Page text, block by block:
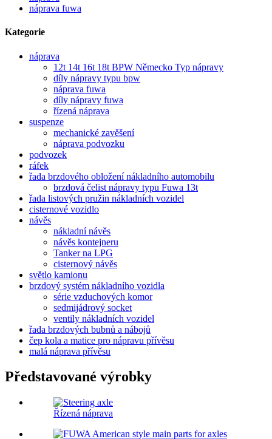
náprava fuwa
Kategorie
náprava
12t 14t 16t 18t BPW Německo Typ nápravy
díly nápravy typu bpw
náprava fuwa
díly nápravy fuwa
řízená náprava
suspenze
mechanické zavěšení
náprava podvozku
podvozek
ráfek
řada brzdového obložení nákladního automobilu
brzdová čelist nápravy typu Fuwa 13t
řada listových pružin nákladních vozidel
cisternové vozidlo
návěs
nákladní návěs
návěs kontejneru
Tanker na LPG
cisternový návěs
světlo kamionu
brzdový systém nákladního vozidla
série vzduchových komor
sedmijádrový socket
ventily nákladních vozidel
řada brzdových bubnů a nábojů
čep kola a matice pro nápravu přívěsu
malá náprava přívěsu
Představované výrobky
Řízená náprava